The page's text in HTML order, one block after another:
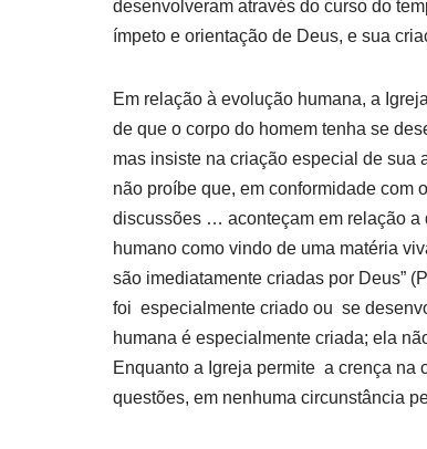
desenvolveram através do curso do
ímpeto e orientação de Deus, e sua
Em relação à evolução humana, a
de que o corpo do homem tenha se
mas insiste na criação especial de sua
não proíbe que, em conformidade com
discussões … aconteçam em relação a
humano como vindo de uma matéria
são imediatamente criadas por Deus”
foi especialmente criado ou se
humana é especialmente criada; ela
Enquanto a Igreja permite a crença na
questões, em nenhuma circunstância